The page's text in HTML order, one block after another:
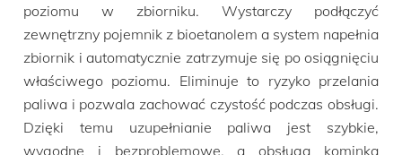
poziomu w zbiorniku. Wystarczy podłączyć
zewnętrzny pojemnik z bioetanolem a system napełnia
zbiornik i automatycznie zatrzymuje się po osiągnięciu
właściwego poziomu. Eliminuje to ryzyko przelania
paliwa i pozwala zachować czystość podczas obsługi.
Dzięki temu uzupełnianie paliwa jest szybkie,
wygodne i bezproblemowe, a obsługa kominka